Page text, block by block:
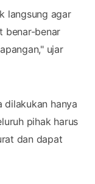
langsung agar
benar-benar
ujar
dilakukan hanya
pihak harus
dan dapat